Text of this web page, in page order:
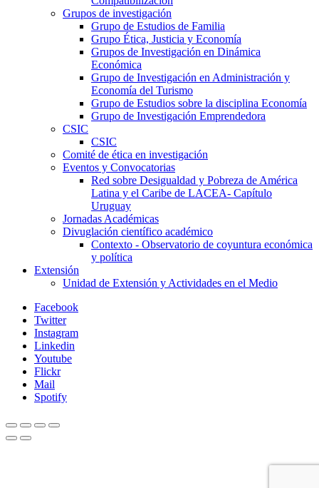
Grupos de investigación
Grupo de Estudios de Familia
Grupo Ética, Justicia y Economía
Grupos de Investigación en Dinámica
Económica
Grupo de Investigación en Administración y
Economía del Turismo
Grupo de Estudios sobre la disciplina Economía
Grupo de Investigación Emprendedora
CSIC
CSIC
Comité de ética en investigación
Eventos y Convocatorias
Red sobre Desigualdad y Pobreza de América
Latina y el Caribe de LACEA- Capítulo
Uruguay
Jornadas Académicas
Divuglación científico académico
Contexto - Observatorio de coyuntura económica
y política
Extensión
Unidad de Extensión y Actividades en el Medio
Facebook
Twitter
Instagram
Linkedin
Youtube
Flickr
Mail
Spotify